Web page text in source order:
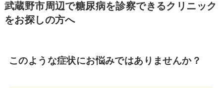
武蔵野市周辺で糖尿病を診察できるクリニック
をお探しの方へ
このような症状にお悩みではありませんか？